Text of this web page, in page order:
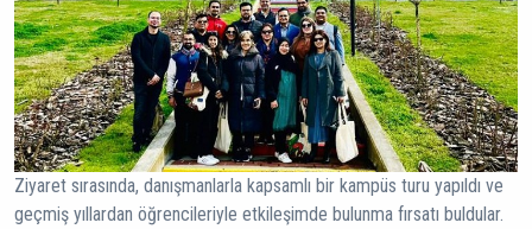
Ziyaret sırasında, danışmanlarla kapsamlı bir kampüs turu yapıldı ve
geçmiş yıllardan öğrencileriyle etkileşimde bulunma fırsatı buldular.